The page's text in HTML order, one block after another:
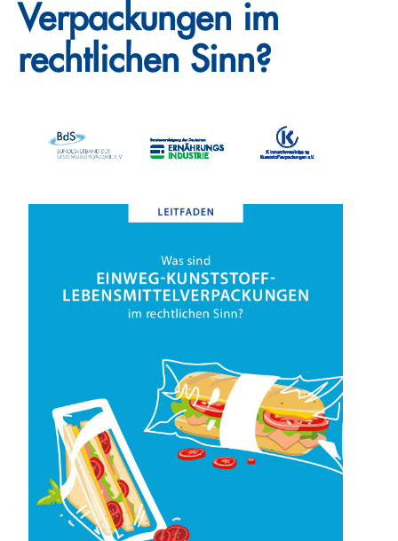
Verpackungen im
rechtlichen Sinn?